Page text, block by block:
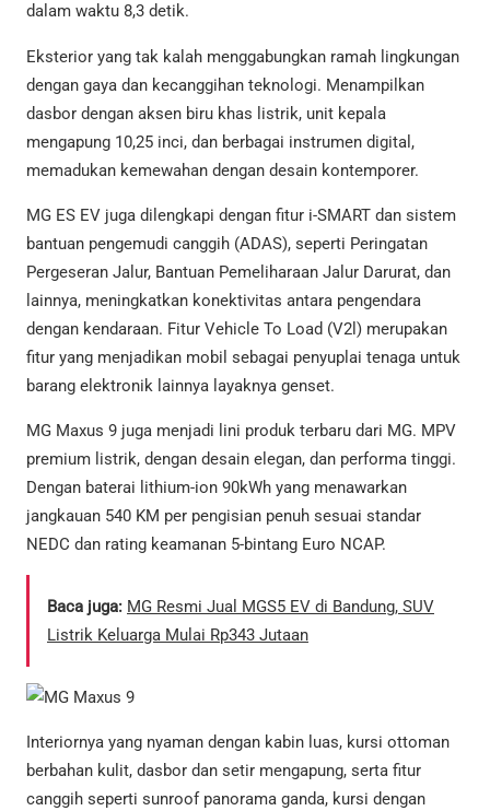
dalam waktu 8,3 detik.
Eksterior yang tak kalah menggabungkan ramah lingkungan
dengan gaya dan kecanggihan teknologi. Menampilkan
dasbor dengan aksen biru khas listrik, unit kepala
mengapung 10,25 inci, dan berbagai instrumen digital,
memadukan kemewahan dengan desain kontemporer.
MG ES EV juga dilengkapi dengan fitur i-SMART dan sistem
bantuan pengemudi canggih (ADAS), seperti Peringatan
Pergeseran Jalur, Bantuan Pemeliharaan Jalur Darurat, dan
lainnya, meningkatkan konektivitas antara pengendara
dengan kendaraan. Fitur Vehicle To Load (V2l) merupakan
fitur yang menjadikan mobil sebagai penyuplai tenaga untuk
barang elektronik lainnya layaknya genset.
MG Maxus 9 juga menjadi lini produk terbaru dari MG. MPV
premium listrik, dengan desain elegan, dan performa tinggi.
Dengan baterai lithium-ion 90kWh yang menawarkan
jangkauan 540 KM per pengisian penuh sesuai standar
NEDC dan rating keamanan 5-bintang Euro NCAP.
Baca juga: MG Resmi Jual MGS5 EV di Bandung, SUV
Listrik Keluarga Mulai Rp343 Jutaan
Interiornya yang nyaman dengan kabin luas, kursi ottoman
berbahan kulit, dasbor dan setir mengapung, serta fitur
canggih seperti sunroof panorama ganda, kursi dengan